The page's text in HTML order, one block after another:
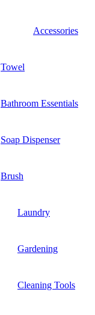
Accessories
Towel
Bathroom Essentials
Soap Dispenser
Brush
Laundry
Gardening
Cleaning Tools